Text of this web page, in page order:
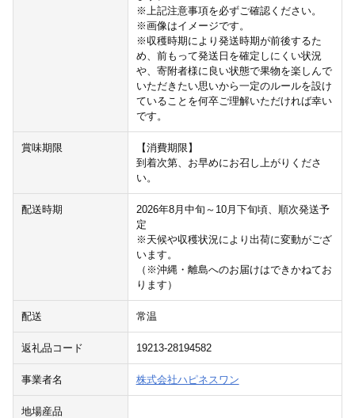
※上記注意事項を必ずご確認ください。
※画像はイメージです。
※収穫時期により発送時期が前後するた
め、前もって発送日を確定しにくい状況
や、寄附者様に良い状態で果物を楽しんで
いただきたい思いから一定のルールを設け
ていることを何卒ご理解いただければ幸い
です。
賞味期限
【消費期限】
到着次第、お早めにお召し上がりくださ
い。
配送時期
2026年8月中旬～10月下旬頃、順次発送予
定
※天候や収穫状況により出荷に変動がござ
います。
（※沖縄・離島へのお届けはできかねてお
ります）
配送 常温
返礼品コード 19213-28194582
事業者名 株式会社ハピネスワン
地場産品